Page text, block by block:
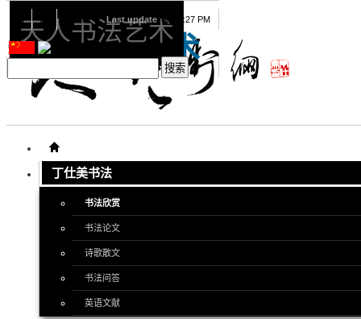
天人书法艺术
丁仕美书法
书法欣赏
书法论文
诗歌散文
书法问答
英语文献
08 07 2026 Last update 08:15:27 PM
天人书法艺术